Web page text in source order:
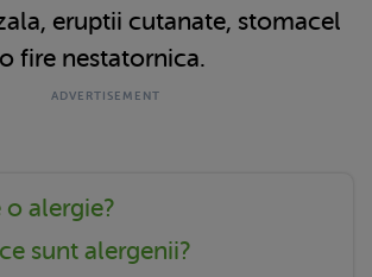
eruptii cutanate, stomacel
fire nestatornica.
o alergie?
sunt alergenii?